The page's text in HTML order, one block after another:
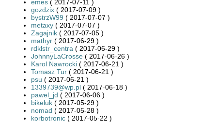
emes ( 2017-07-11 )
gozdzix ( 2017-07-09 )
bystrzW99 ( 2017-07-07 )
metaxy ( 2017-07-07 )
Zagajnik ( 2017-07-05 )
mathyr ( 2017-06-29 )
rdklstr_centra ( 2017-06-29 )
JohnnyLaCrosse ( 2017-06-26 )
Karol Nawrocki ( 2017-06-21 )
Tomasz Tur ( 2017-06-21 )
psu ( 2017-06-21 )
1339739@wp.pl ( 2017-06-18 )
pawel_jd ( 2017-06-06 )
bikeluk ( 2017-05-29 )
nomad ( 2017-05-28 )
korbotronic ( 2017-05-22 )